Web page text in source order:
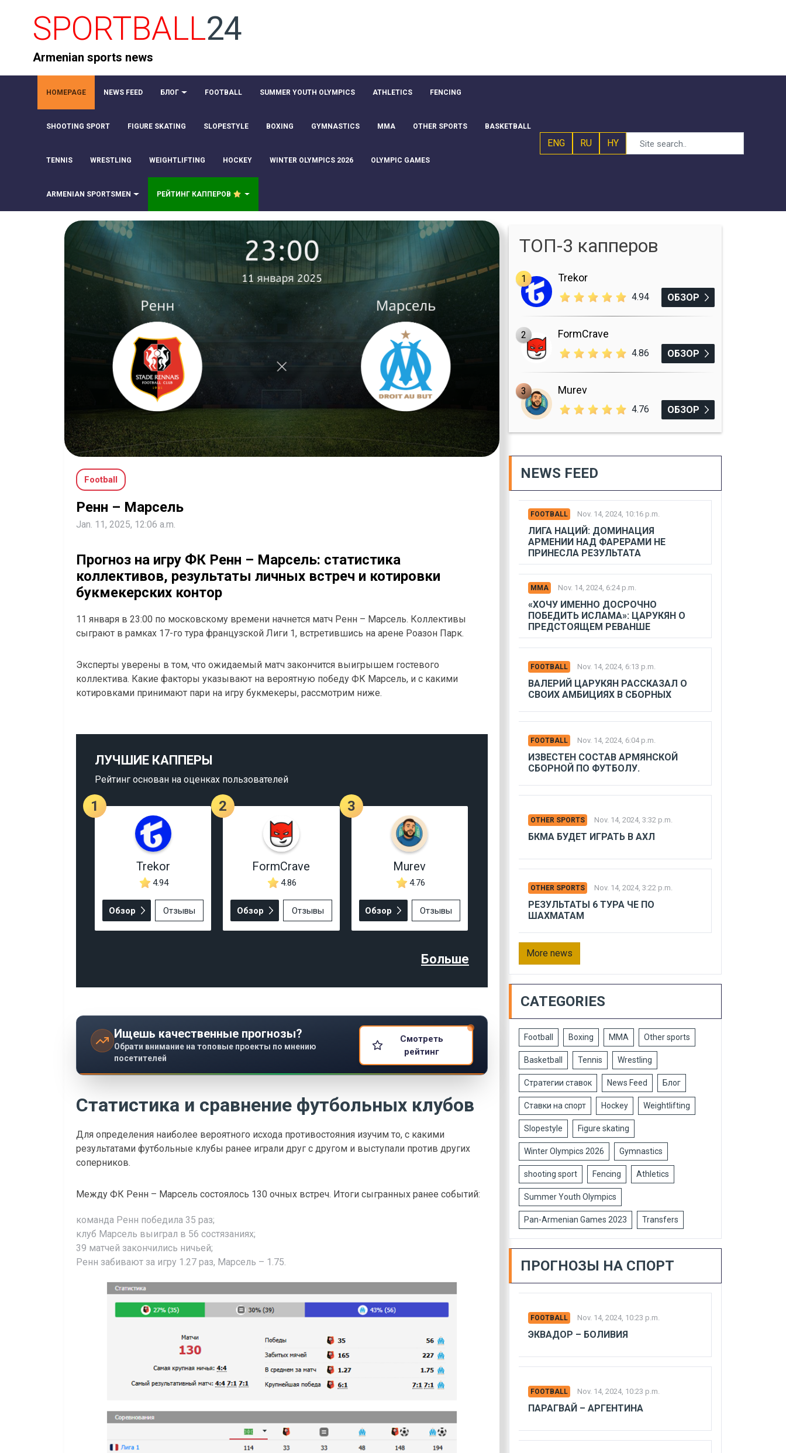
SPORTBALL24
Armenian sports news
HOMEPAGE NEWS FEED БЛОГ FOOTBALL SUMMER YOUTH OLYMPICS ATHLETICS FENCING
SHOOTING SPORT FIGURE SKATING SLOPESTYLE BOXING GYMNASTICS MMA OTHER SPORTS BASKETBALL
TENNIS WRESTLING WEIGHTLIFTING HOCKEY WINTER OLYMPICS 2026 OLYMPIC GAMES
ARMENIAN SPORTSMEN РЕЙТИНГ КАППЕРОВ
ENG RU HY
Football
Ренн – Марсель
Jan. 11, 2025, 12:06 a.m.
Прогноз на игру ФК Ренн – Марсель: статистика
коллективов, результаты личных встреч и котировки
букмекерских контор
11 января в 23:00 по московскому времени начнется матч Ренн – Марсель. Коллективы
сыграют в рамках 17-го тура французской Лиги 1, встретившись на арене Роазон Парк.
Эксперты уверены в том, что ожидаемый матч закончится выигрышем гостевого
коллектива. Какие факторы указывают на вероятную победу ФК Марсель, и с какими
котировками принимают пари на игру букмекеры, рассмотрим ниже.
ЛУЧШИЕ КАППЕРЫ
Рейтинг основан на оценках пользователей
1
Trekor
4.94
Обзор Отзывы
2
FormCrave
4.86
Обзор Отзывы
3
Murev
4.76
Обзор Отзывы
Больше
Ищешь качественные прогнозы?
Обрати внимание на топовые проекты по мнению
посетителей
Смотреть
рейтинг
Статистика и сравнение футбольных клубов
Для определения наиболее вероятного исхода противостояния изучим то, с какими
результатами футбольные клубы ранее играли друг с другом и выступали против других
соперников.
Между ФК Ренн – Марсель состоялось 130 очных встреч. Итоги сыгранных ранее событий:
команда Ренн победила 35 раз;
клуб Марсель выиграл в 56 состязаниях;
39 матчей закончились ничьей;
Ренн забивают за игру 1.27 раз, Марсель – 1.75.
ТОП-3 капперов
1 Trekor
4.94 ОБЗОР
2 FormCrave
4.86 ОБЗОР
3 Murev
4.76 ОБЗОР
NEWS FEED
FOOTBALL Nov. 14, 2024, 10:16 p.m.
ЛИГА НАЦИЙ: ДОМИНАЦИЯ
АРМЕНИИ НАД ФАРЕРАМИ НЕ
ПРИНЕСЛА РЕЗУЛЬТАТА
MMA Nov. 14, 2024, 6:24 p.m.
«ХОЧУ ИМЕННО ДОСРОЧНО
ПОБЕДИТЬ ИСЛАМА»: ЦАРУКЯН О
ПРЕДСТОЯЩЕМ РЕВАНШЕ
FOOTBALL Nov. 14, 2024, 6:13 p.m.
ВАЛЕРИЙ ЦАРУКЯН РАССКАЗАЛ О
СВОИХ АМБИЦИЯХ В СБОРНЫХ
FOOTBALL Nov. 14, 2024, 6:04 p.m.
ИЗВЕСТЕН СОСТАВ АРМЯНСКОЙ
СБОРНОЙ ПО ФУТБОЛУ.
OTHER SPORTS Nov. 14, 2024, 3:32 p.m.
БКМА БУДЕТ ИГРАТЬ В АХЛ
OTHER SPORTS Nov. 14, 2024, 3:22 p.m.
РЕЗУЛЬТАТЫ 6 ТУРА ЧЕ ПО
ШАХМАТАМ
More news
CATEGORIES
Football Boxing MMA Other sports
Basketball Tennis Wrestling
Стратегии ставок News Feed Блог
Ставки на спорт Hockey Weightlifting
Slopestyle Figure skating
Winter Olympics 2026 Gymnastics
shooting sport Fencing Athletics
Summer Youth Olympics
Pan-Armenian Games 2023 Transfers
ПРОГНОЗЫ НА СПОРТ
FOOTBALL Nov. 14, 2024, 10:23 p.m.
ЭКВАДОР – БОЛИВИЯ
FOOTBALL Nov. 14, 2024, 10:23 p.m.
ПАРАГВАЙ – АРГЕНТИНА